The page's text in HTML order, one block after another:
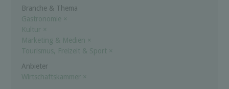
Branche & Thema
Gastronomie ×
Kultur
×
Marketing & Medien ×
Tourismus, Freizeit & Sport ×
Anbieter
Wirtschaftskammer
×